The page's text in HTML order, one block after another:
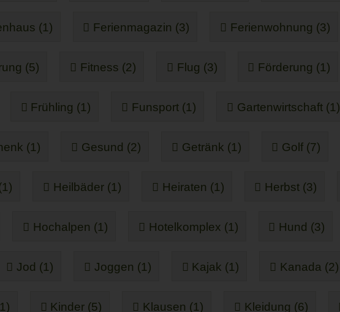
(1) Ferienmagazin (3) Ferienwohnung (3)
(5) Fitness (2) Flug (3) Förderung (1)
Frühling (1) Funsport (1) Gartenwirtschaft (1)
(1) Gesund (2) Getränk (1) Golf (7)
Heilbäder (1) Heiraten (1) Herbst (3)
Hochalpen (1) Hotelkomplex (1) Hund (3)
Jod (1) Joggen (1) Kajak (1) Kanada (2)
Kinder (5) Klausen (1) Kleidung (6)